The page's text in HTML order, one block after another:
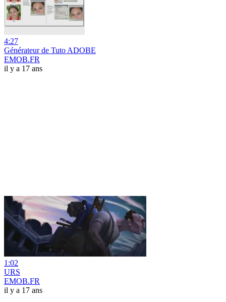
4:27
Générateur de Tuto ADOBE
EMOB.FR
il y a 17 ans
1:02
URS
EMOB.FR
il y a 17 ans